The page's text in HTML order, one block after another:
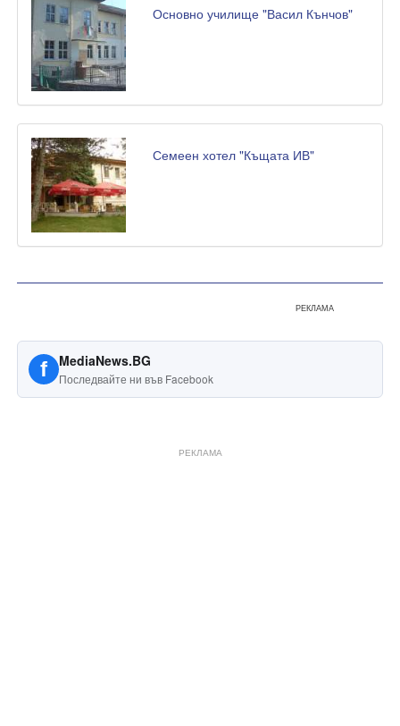
Основно училище "Васил Кънчов"
Семеен хотел "Къщата ИВ"
РЕКЛАМА
f MediaNews.BG
Последвайте ни във Facebook
РЕКЛАМА